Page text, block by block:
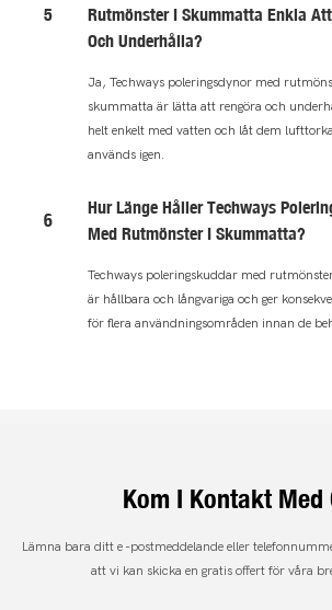
5
Rutmönster I Skummatta Enkla
Och Underhålla?
Ja, Techways poleringsdynor med
skummatta är lätta att rengöra och
helt enkelt med vatten och låt dem
används igen.
6
Hur Länge Håller Techways
Med Rutmönster I Skummatta?
Techways poleringskuddar med
är hållbara och långvariga och ger
för flera användningsområden innan de
Kom I Kontakt Med
Lämna bara ditt e -postmeddelande eller
att vi kan skicka en gratis offert för våra